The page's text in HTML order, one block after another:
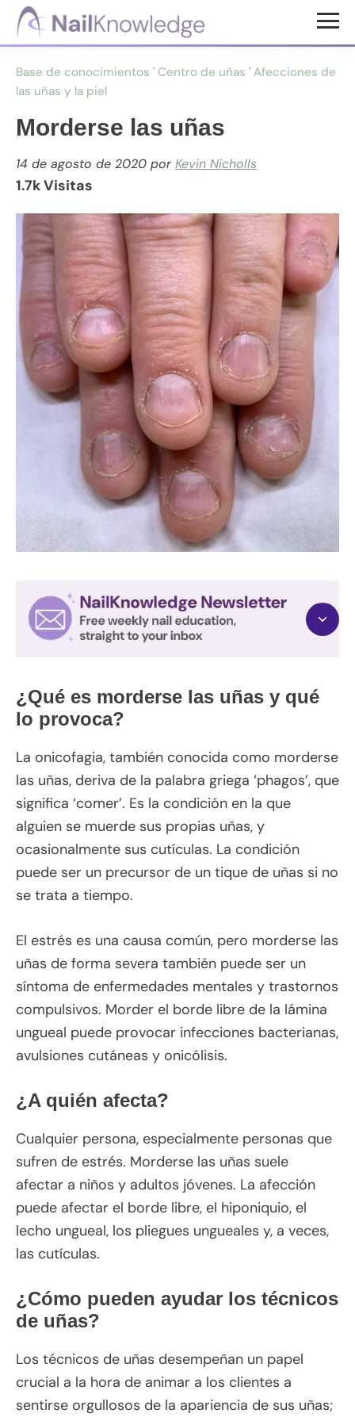
Saltar
principal
Saltar
Conocimientos
de
uñas
Base de conocimientos ' Centro de uñas ' Afecciones de
las uñas y la piel
Morderse las uñas
14 de agosto de 2020 porKevin Nicholls
1.7k Visitas
¿Qué es morderse las uñas y qué
lo provoca?
La onicofagia, también conocida como morderse
las uñas, deriva de la palabra griega ‘phagos’, que
significa ‘comer’. Es la condición en la que
alguien se muerde sus propias uñas, y
ocasionalmente sus cutículas. La condición
puede ser un precursor de un tique de uñas si no
se trata a tiempo.
El estrés es una causa común, pero morderse las
uñas de forma severa también puede ser un
síntoma de enfermedades mentales y trastornos
compulsivos. Morder el borde libre de la lámina
ungueal puede provocar infecciones bacterianas,
avulsiones cutáneas y onicólisis.
¿A quién afecta?
Cualquier persona, especialmente personas que
sufren de estrés. Morderse las uñas suele
afectar a niños y adultos jóvenes. La afección
puede afectar el borde libre, el hiponiquio, el
lecho ungueal, los pliegues ungueales y, a veces,
las cutículas.
¿Cómo pueden ayudar los técnicos
de uñas?
Los técnicos de uñas desempeñan un papel
crucial a la hora de animar a los clientes a
sentirse orgullosos de la apariencia de sus uñas;